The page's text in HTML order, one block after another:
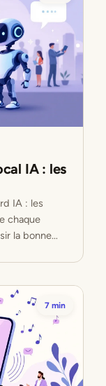
IA : les
IA : les
chaque
la bonne
7 min